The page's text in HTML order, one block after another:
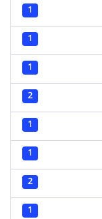
1
1
1
2
1
1
2
1